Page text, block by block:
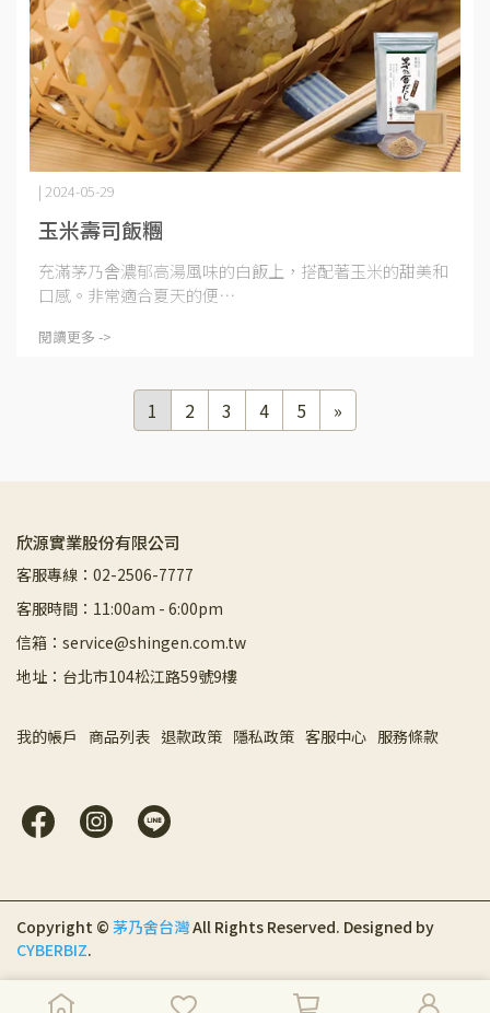
玉米壽司飯糰
| 2024-05-29
充滿茅乃舎濃郁高湯風味的白飯上，搭配著玉米的甜美和
口感。非常適合夏天的便⋯
閱讀更多 ->
1 2 3 4 5 »
欣源實業股份有限公司
客服專線：02-2506-7777
客服時間：11:00am - 6:00pm
信箱：service@shingen.com.tw
地址：台北市104松江路59號9樓
我的帳戶 商品列表 退款政策 隱私政策 客服中心 服務條款
Copyright © 茅乃舍台灣All Rights Reserved. Designed by
CYBERBIZ.